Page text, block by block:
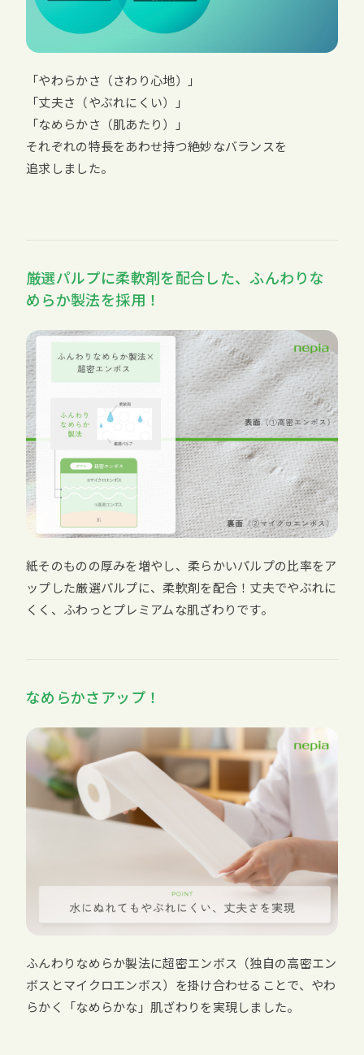
「やわらかさ（さわり心地）」
「丈夫さ（やぶれにくい）」
「なめらかさ（肌あたり）」
それぞれの特長をあわせ持つ絶妙なバランスを
追求しました。
厳選パルプに柔軟剤を配合した、ふんわりな
めらか製法を採用！
紙そのものの厚みを増やし、柔らかいパルプの比率をア
ップした厳選パルプに、柔軟剤を配合！丈夫でやぶれに
くく、ふわっとプレミアムな肌ざわりです。
なめらかさアップ！
ふんわりなめらか製法に超密エンボス（独自の高密エン
ボスとマイクロエンボス）を掛け合わせることで、やわ
らかく「なめらかな」肌ざわりを実現しました。